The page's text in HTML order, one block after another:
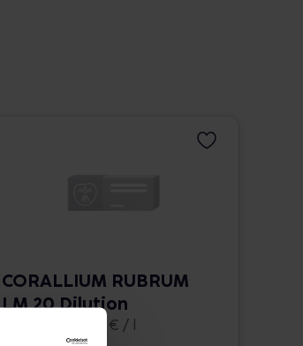
CORALLIUM RUBRUM
LM 20 Dilution
10 ml • 1.662,00 € / l